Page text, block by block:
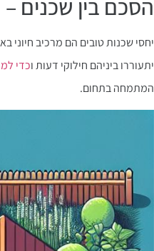
הסכם בין שכנים –
יחסי שכנות טובים הם מרכיב
יתעוררו ביניהם חילוקי דעות וכדי
המתמחה בתחום.